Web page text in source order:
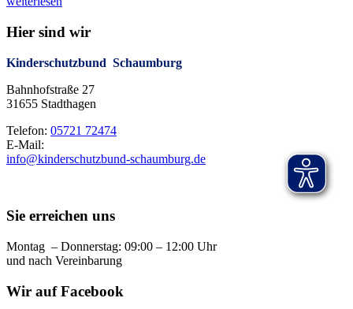
Hier sind wir
Kinderschutzbund Schaumburg
Bahnhofstraße 27
31655 Stadthagen
Telefon: 05721 72474
E-Mail:
info@kinderschutzbund-schaumburg.de
Sie erreichen uns
Montag – Donnerstag: 09:00 – 12:00 Uhr
und nach Vereinbarung
Wir auf Facebook